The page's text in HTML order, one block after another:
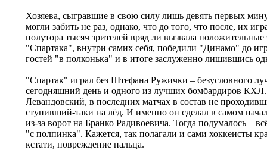
Хозяева, сыгравшие в свою силу лишь девять первых
могли забить не раз, однако, что до того, что после, их
полутора тысяч зрителей вряд ли вызвала
"Спартака", внутри самих себя, победили "Динамо" до
гостей "в полконька" и в итоге заслуженно лишившись
"Спартак" играл без Штефана Ружички – безусловного
сегодняшний день и одного из лучших бомбардиров КХЛ.
Левандовский, в последних матчах в состав не
ступивший-таки на лёд. И именно он сделал в самом
из-за ворот на Бранко Радивоевича. Тогда подумалось –
"с полпинка". Кажется, так полагали и сами хоккеисты
кстати, повреждение пальца.